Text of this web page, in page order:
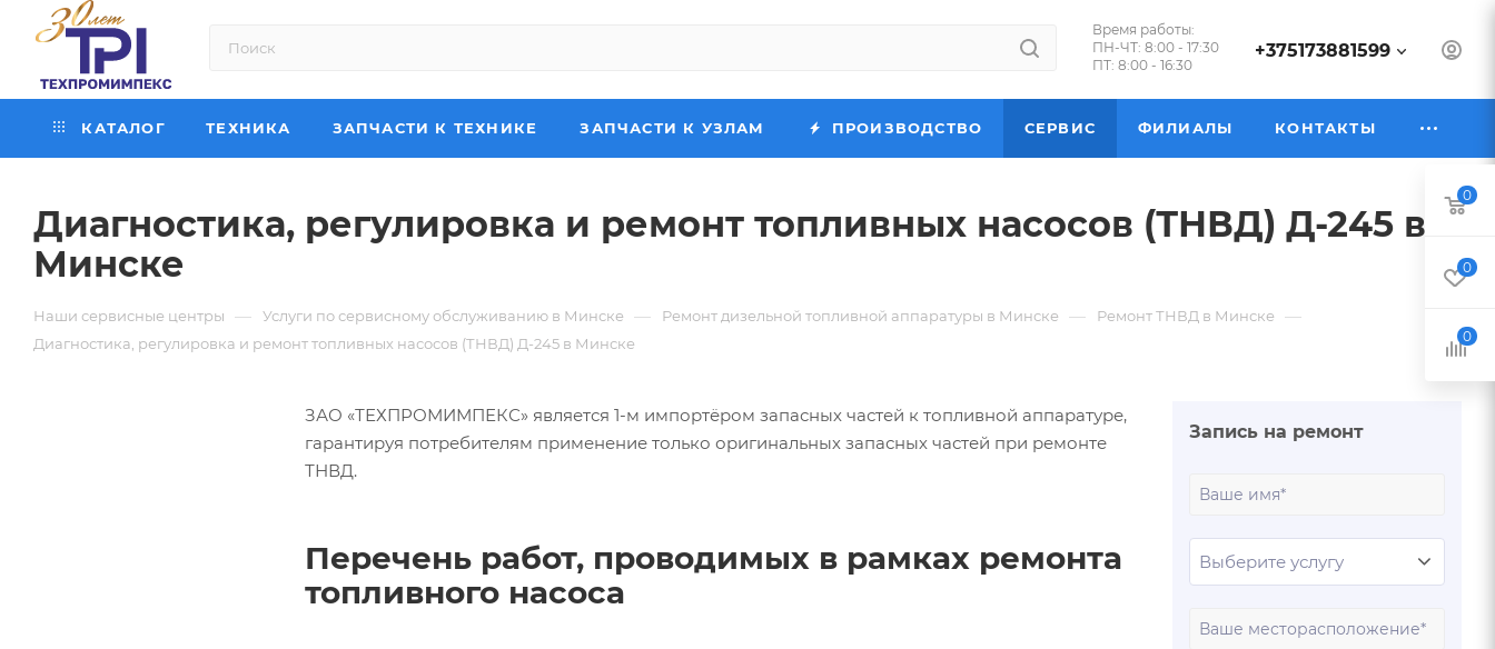
Время работы:
ПН-ЧТ: 8:00 - 17:30
ПТ: 8:00 - 16:30
+375173881599
КАТАЛОГ ТЕХНИКА ЗАПЧАСТИ К ТЕХНИКЕ ЗАПЧАСТИ К УЗЛАМ ПРОИЗВОДСТВО СЕРВИС ФИЛИАЛЫ КОНТАКТЫ
Диагностика, регулировка и ремонт топливных насосов (ТНВД) Д-245 в
Минске
Наши сервисные центры — Услуги по сервисному обслуживанию в Минске — Ремонт дизельной топливной аппаратуры в Минске — Ремонт ТНВД в Минске —
Диагностика, регулировка и ремонт топливных насосов (ТНВД) Д-245 в Минске
ЗАО «ТЕХПРОМИМПЕКС» является 1-м импортёром запасных частей к топливной аппаратуре,
гарантируя потребителям применение только оригинальных запасных частей при ремонте
ТНВД.
Перечень работ, проводимых в рамках ремонта
топливного насоса
Запись на ремонт
0
0
0